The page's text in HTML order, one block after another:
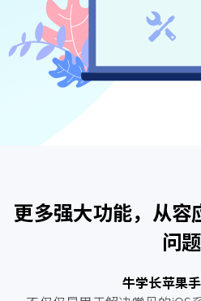
更多强大功能，从容
问题
牛学长苹果